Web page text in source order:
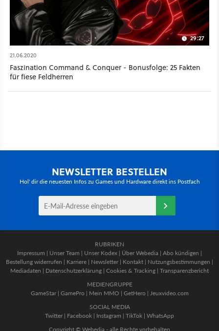
29:27
21.06.2020
Faszination Command & Conquer - Bonusfolge: 25 Fakten
für fiese Feldherren
NEWSLETTER BESTELLEN
Hol' dir die neuesten Infos zu Games und Hardware direkt ins Postfach
RUBRIKEN
Impressum | Unser Team | Unser Kodex | Über Webedia | Abo kündigen |
Bestellung widerrufen | Karriere | Newsletter | Kontakt | Nutzungsbestimmungen |
Mediadaten | Datenschutzerklärung | Cookies & Tracking | Transparenzbericht
MEDIENGRUPPE
GameStar| GamePro | Mein MMO | GetHero | Jeuxvideo.com
SOCIAL MEDIA
Twitter | Facebook | Instagram | TikTok | WhatsApp